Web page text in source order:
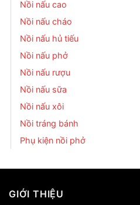
Nồi nấu cao
Nồi nấu cháo
Nồi nấu hủ tiếu
Nồi nấu phở
Nồi nấu rượu
Nồi nấu sữa
Nồi nấu xôi
Nồi tráng bánh
Phụ kiện nồi phở
GIỚI THIỆU